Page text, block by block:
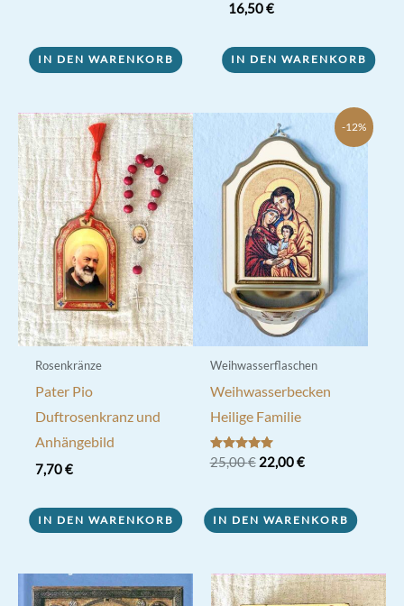
IN DEN WARENKORB
16,50€
IN DEN WARENKORB
Rosenkränze
Pater Pio
Duftrosenkranz und
Anhängebild
7,70€
IN DEN WARENKORB
-12%
Weihwasserflaschen
Weihwasserbecken
Heilige Familie
Bewertet mit
5.00
25,00€ Ursprünglicher
25,00 €
22,00€Aktueller
22,00 €.
IN DEN WARENKORB